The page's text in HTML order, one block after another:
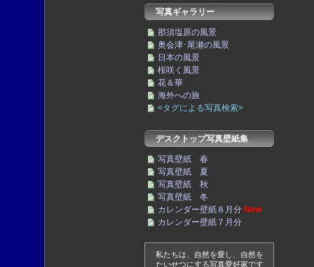
写真ギャラリー
那須塩原の風景
奥会津･尾瀬の風景
日本の風景
桜咲く風景
花＆華
海外への旅
<タグによる写真検索>
デスクトップ写真壁紙集
写真壁紙 春
写真壁紙 夏
写真壁紙 秋
写真壁紙 冬
カレンダー壁紙８月分 New
カレンダー壁紙７月分
私たちは、自然を愛し、自然を
たいせつにする写真愛好家です